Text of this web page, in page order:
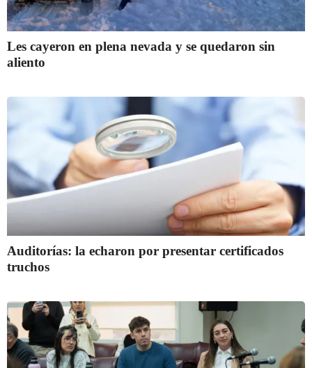
Les cayeron en plena nevada y se quedaron sin
aliento
Auditorías: la echaron por presentar certificados
truchos